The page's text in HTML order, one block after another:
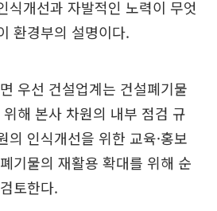
식개선과 자발적인 노력이 무엇
환경부의 설명이다.
우선 건설업계는 건설폐기물
해 본사 차원의 내부 점검 규
의 인식개선을 위한 교육·홍보
기물의 재활용 확대를 위해 순
토한다.